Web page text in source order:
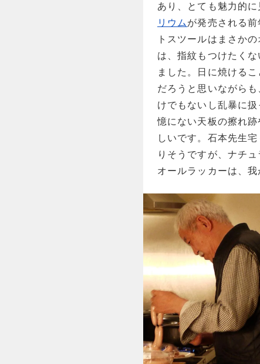
あり、とても魅力的に
リウム が発売される
トスツールはまさか
は、指紋もつけたく
ました。日に焼ける
だろうと思いながら
けでもないし乱暴に
憶にない天板の擦れ
しいです。石本先生
りそうですが、ナチ
オールラッカーは、